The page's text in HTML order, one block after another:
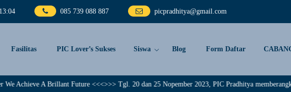
13:05 085 739 088 887 picpradhitya@gmail.com
Fasilitas PIC Lover’s Sukses Siswa Blog Form Daftar
Future <<<>>> Tgl. 20 dan 25 Nopember 2023, PIC Pradhitya memberangkatkan 6